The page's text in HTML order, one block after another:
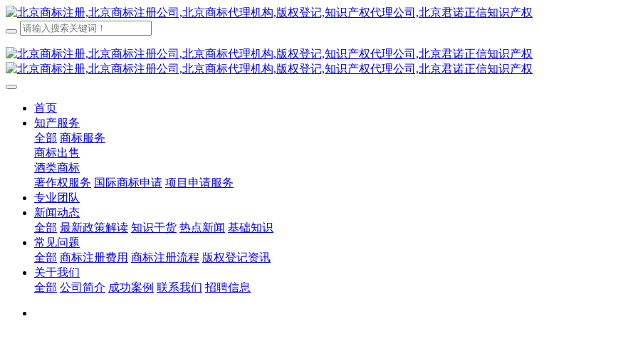
首页
知产服务
全部 商标服务
商标出售
酒类商标
著作权服务 国际商标申请 项目申请服务
专业团队
新闻动态
全部 最新政策解读 知识干货 热点新闻 基础知识
常见问题
全部 商标注册费用 商标注册流程 版权登记资讯
关于我们
全部 公司简介 成功案例 联系我们 招聘信息